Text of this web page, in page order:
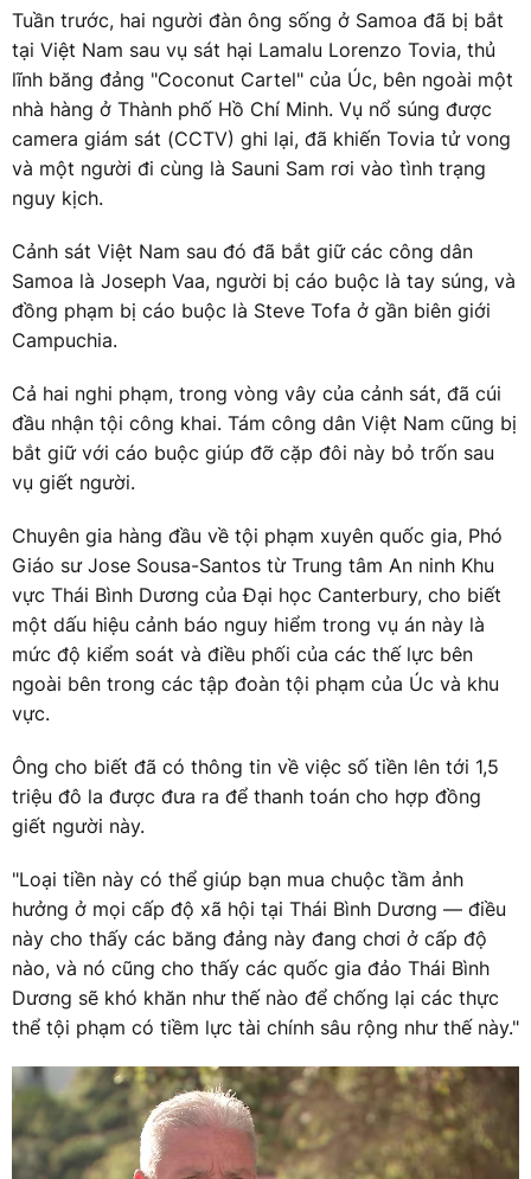
Tuần trước, hai người đàn ông sống ở Samoa đã bị bắt
tại Việt Nam sau vụ sát hại Lamalu Lorenzo Tovia, thủ
lĩnh băng đảng "Coconut Cartel" của Úc, bên ngoài một
nhà hàng ở Thành phố Hồ Chí Minh. Vụ nổ súng được
camera giám sát (CCTV) ghi lại, đã khiến Tovia tử vong
và một người đi cùng là Sauni Sam rơi vào tình trạng
nguy kịch.
Cảnh sát Việt Nam sau đó đã bắt giữ các công dân
Samoa là Joseph Vaa, người bị cáo buộc là tay súng, và
đồng phạm bị cáo buộc là Steve Tofa ở gần biên giới
Campuchia.
Cả hai nghi phạm, trong vòng vây của cảnh sát, đã cúi
đầu nhận tội công khai. Tám công dân Việt Nam cũng bị
bắt giữ với cáo buộc giúp đỡ cặp đôi này bỏ trốn sau
vụ giết người.
Chuyên gia hàng đầu về tội phạm xuyên quốc gia, Phó
Giáo sư Jose Sousa-Santos từ Trung tâm An ninh Khu
vực Thái Bình Dương của Đại học Canterbury, cho biết
một dấu hiệu cảnh báo nguy hiểm trong vụ án này là
mức độ kiểm soát và điều phối của các thế lực bên
ngoài bên trong các tập đoàn tội phạm của Úc và khu
vực.
Ông cho biết đã có thông tin về việc số tiền lên tới 1,5
triệu đô la được đưa ra để thanh toán cho hợp đồng
giết người này.
"Loại tiền này có thể giúp bạn mua chuộc tầm ảnh
hưởng ở mọi cấp độ xã hội tại Thái Bình Dương — điều
này cho thấy các băng đảng này đang chơi ở cấp độ
nào, và nó cũng cho thấy các quốc gia đảo Thái Bình
Dương sẽ khó khăn như thế nào để chống lại các thực
thể tội phạm có tiềm lực tài chính sâu rộng như thế này."